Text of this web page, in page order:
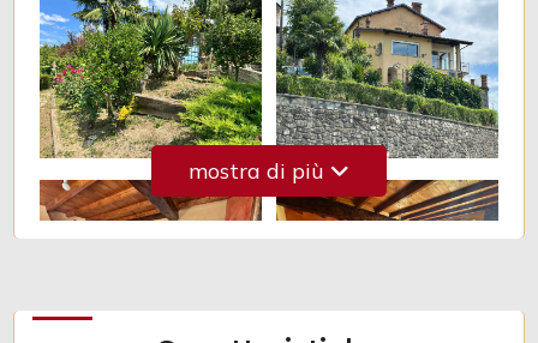
mostra di più
Giardino
Posto auto/Box
Balcone/Terrazzo